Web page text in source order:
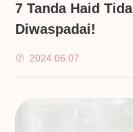
7 Tanda Haid
Diwaspadai!
2024.06.07